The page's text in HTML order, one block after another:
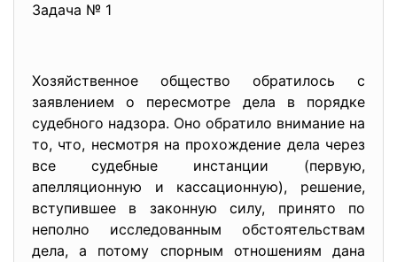
Задача № 1
Хозяйственное общество обратилось с
заявлением о пересмотре дела в порядке
судебного надзора. Оно обратило внимание на
то, что, несмотря на прохождение дела через
все судебные инстанции (первую,
апелляционную и кассационную), решение,
вступившее в законную силу, принято по
неполно исследованным обстоятельствам
дела, а потому спорным отношениям дана